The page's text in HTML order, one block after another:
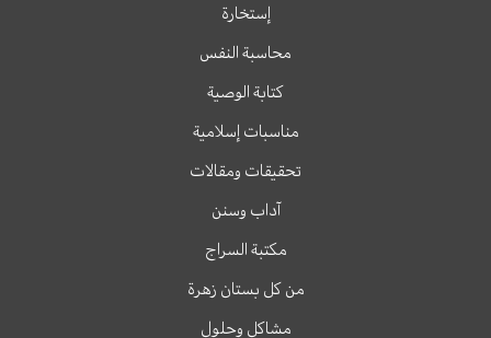
إستخارة
محاسبة النفس
كتابة الوصية
مناسبات إسلامية
تحقيقات ومقالات
آداب وسنن
مكتبة السراج
من كل بستان زهرة
مشاكل وحلول